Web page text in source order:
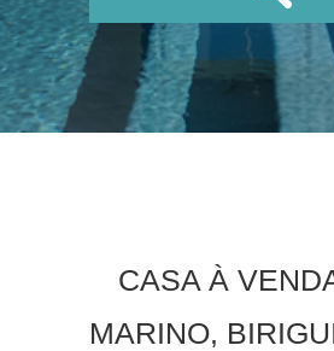
CASA À
MARINO,